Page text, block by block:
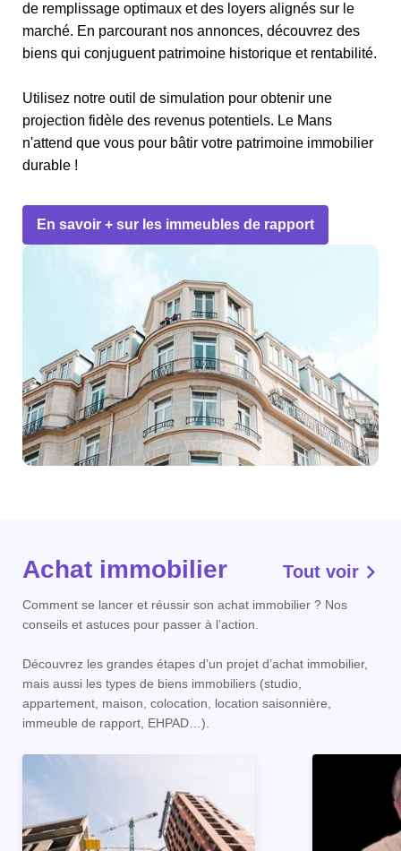
de remplissage optimaux et des loyers alignés sur le
marché. En parcourant nos annonces, découvrez des
biens qui conjuguent patrimoine historique et rentabilité.
Utilisez notre outil de simulation pour obtenir une
projection fidèle des revenus potentiels. Le Mans
n'attend que vous pour bâtir votre patrimoine immobilier
durable !
En savoir + sur les immeubles de rapport
Achat immobilier Tout voir
Comment se lancer et réussir son achat immobilier ? Nos
conseils et astuces pour passer à l’action.
Découvrez les grandes étapes d’un projet d’achat immobilier,
mais aussi les types de biens immobiliers (studio,
appartement, maison, colocation, location saisonnière,
immeuble de rapport, EHPAD…).